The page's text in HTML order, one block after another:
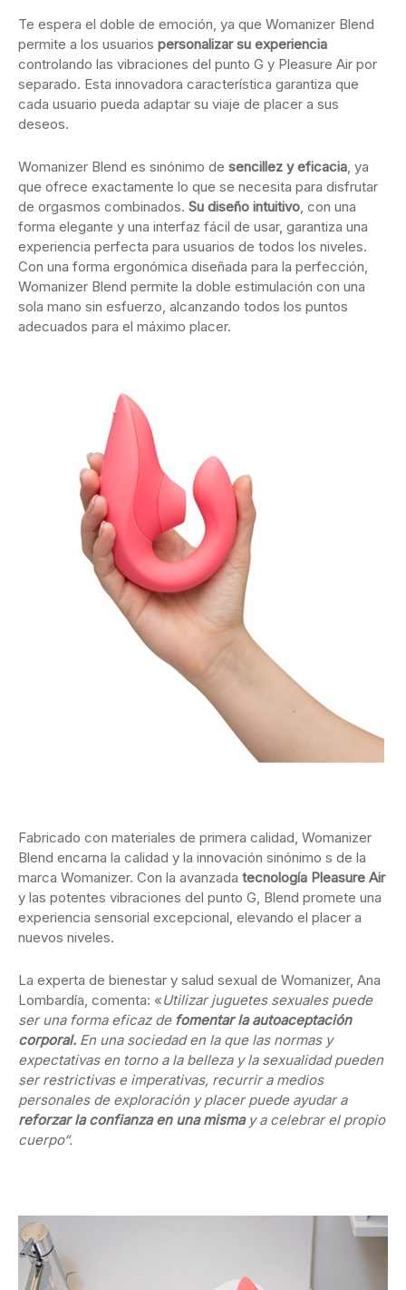
Te espera el doble de emoción, ya que Womanizer Blend
permite a los usuarios personalizar su experiencia
controlando las vibraciones del punto G y Pleasure Air por
separado. Esta innovadora característica garantiza que
cada usuario pueda adaptar su viaje de placer a sus
deseos.
Womanizer Blend es sinónimo de sencillez y eficacia, ya
que ofrece exactamente lo que se necesita para disfrutar
de orgasmos combinados. Su diseño intuitivo, con una
forma elegante y una interfaz fácil de usar, garantiza una
experiencia perfecta para usuarios de todos los niveles.
Con una forma ergonómica diseñada para la perfección,
Womanizer Blend permite la doble estimulación con una
sola mano sin esfuerzo, alcanzando todos los puntos
adecuados para el máximo placer.
Fabricado con materiales de primera calidad, Womanizer
Blend encarna la calidad y la innovación sinónimo s de la
marca Womanizer. Con la avanzada tecnología Pleasure Air
y las potentes vibraciones del punto G, Blend promete una
experiencia sensorial excepcional, elevando el placer a
nuevos niveles.
La experta de bienestar y salud sexual de Womanizer, Ana
Lombardía, comenta: «Utilizar juguetes sexuales puede
ser una forma eficaz de fomentar la autoaceptación
corporal. En una sociedad en la que las normas y
expectativas en torno a la belleza y la sexualidad pueden
ser restrictivas e imperativas, recurrir a medios
personales de exploración y placer puede ayudar a
reforzar la confianza en una mismay a celebrar el propio
cuerpo“.